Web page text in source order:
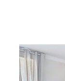
LYON
68,41 m
Ref : 2114